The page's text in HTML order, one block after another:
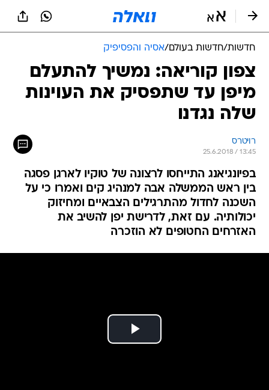
חדשות/חדשות בעולם/אסיה והפסיפיק
צפון קוריאה: נמשיך להתעלם
מיפן עד שתפסיק את העוינות
שלה נגדנו
רויטרס
25.6.2018 / 13:45
בפיונגיאנג התייחסו לרצונה של טוקיו לארגן פסגה
בין ראש הממשלה אבה למנהיג קים ואמרו כי על
השכנה לחדול מהתרגילים הצבאיים ומחיזוק
יכולותיה. עם זאת, לדרישת יפן להשיב את
האזרחים החטופים לא הוזכרה